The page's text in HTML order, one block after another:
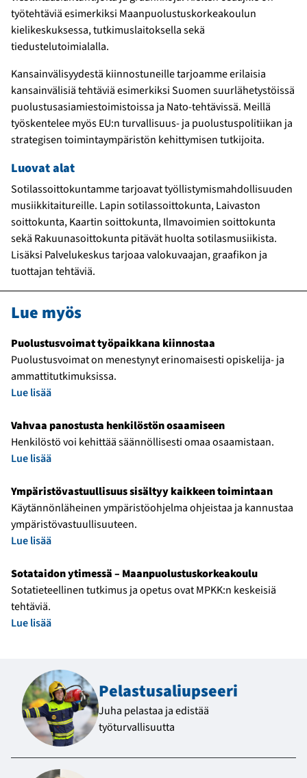
työtehtäviä esimerkiksi Maanpuolustuskorkeakoulun
kielikeskuksessa, tutkimuslaitoksella sekä
tiedustelutoimialalla.
Kansainvälisyydestä kiinnostuneille tarjoamme erilaisia
kansainvälisiä tehtäviä esimerkiksi Suomen suurlähetystöissä
puolustusasiamiestoimistoissa ja Nato-tehtävissä. Meillä
työskentelee myös EU:n turvallisuus- ja puolustuspolitiikan ja
strategisen toimintaympäristön kehittymisen tutkijoita.
Luovat alat
Sotilassoittokuntamme tarjoavat työllistymismahdollisuuden
musiikkitaitureille. Lapin sotilassoittokunta, Laivaston
soittokunta, Kaartin soittokunta, Ilmavoimien soittokunta
sekä Rakuunasoittokunta pitävät huolta sotilasmusiikista.
Lisäksi Palvelukeskus tarjoaa valokuvaajan, graafikon ja
tuottajan tehtäviä.
Lue myös
Puolustusvoimat työpaikkana kiinnostaa
Puolustusvoimat on menestynyt erinomaisesti opiskelija- ja
ammattitutkimuksissa.
Lue lisää
Vahvaa panostusta henkilöstön osaamiseen
Henkilöstö voi kehittää säännöllisesti omaa osaamistaan.
Lue lisää
Ympäristövastuullisuus sisältyy kaikkeen toimintaan
Käytännönläheinen ympäristöohjelma ohjeistaa ja kannustaa
ympäristövastuullisuuteen.
Lue lisää
Sotataidon ytimessä – Maanpuolustuskorkeakoulu
Sotatieteellinen tutkimus ja opetus ovat MPKK:n keskeisiä
tehtäviä.
Lue lisää
Pelastus­aliupseeri
Juha pelastaa ja edistää
työturvallisuutta